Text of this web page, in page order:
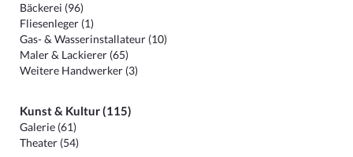
Bäckerei (96)
Fliesenleger (1)
Gas- & Wasserinstallateur (10)
Maler & Lackierer (65)
Weitere Handwerker (3)
Kunst & Kultur (115)
Galerie (61)
Theater (54)